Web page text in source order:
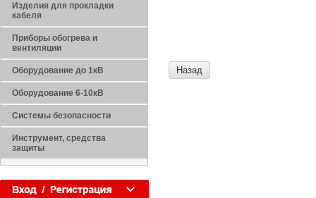
Назад
Изделия для прокладки
кабеля
Приборы обогрева и
вентиляции
Оборудование до 1кВ
Оборудование 6-10кВ
Системы безопасности
Инструмент, средства
защиты